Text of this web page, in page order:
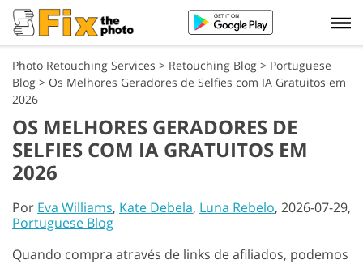
Photo Retouching Services > Retouching Blog > Portuguese
Blog > Os Melhores Geradores de Selfies com IA Gratuitos em
2026
OS MELHORES GERADORES DE
SELFIES COM IA GRATUITOS EM
2026
Por Eva Williams, Kate Debela, Luna Rebelo, 2026-07-29,
Portuguese Blog
Quando compra através de links de afiliados, podemos